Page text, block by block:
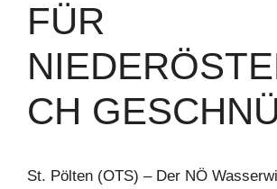
FÜR
CH
St. Pölten (OTS) – Der NÖ